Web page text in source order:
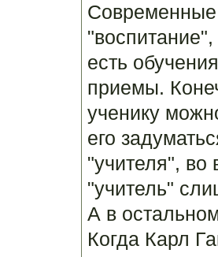
Современные
есть
приемы.
ученику
его
"учителя", во
"учитель"
А в
Когда Карл